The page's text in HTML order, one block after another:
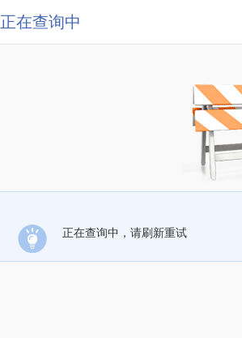
正在查询中
正在查询中，请刷新重试